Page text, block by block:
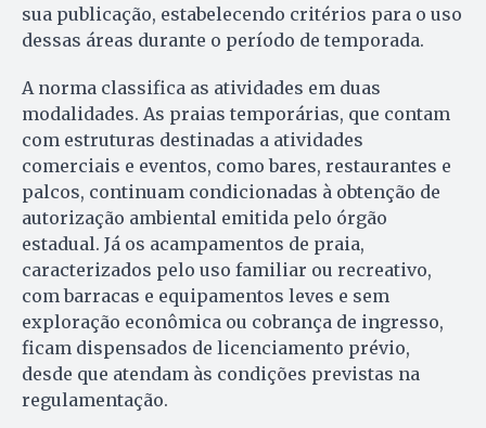
sua publicação, estabelecendo critérios para o uso
dessas áreas durante o período de temporada.
A norma classifica as atividades em duas
modalidades. As praias temporárias, que contam
com estruturas destinadas a atividades
comerciais e eventos, como bares, restaurantes e
palcos, continuam condicionadas à obtenção de
autorização ambiental emitida pelo órgão
estadual. Já os acampamentos de praia,
caracterizados pelo uso familiar ou recreativo,
com barracas e equipamentos leves e sem
exploração econômica ou cobrança de ingresso,
ficam dispensados de licenciamento prévio,
desde que atendam às condições previstas na
regulamentação.